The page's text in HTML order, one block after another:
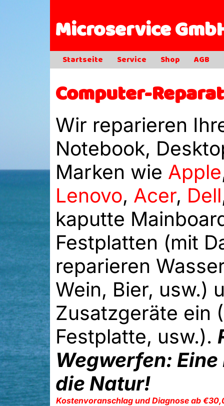
Microservice
Startseite Service Shop AGB
Computer-
Wir reparieren
Notebook,
Marken wie Apple
Lenovo, Acer, Dell
kaputte
Festplatten (mit
reparieren
Wein, Bier, usw.)
Zusatzgeräte ein
Festplatte, usw.).
Wegwerfen:
die Natur!
Kostenvoranschlag und Diagnose ab